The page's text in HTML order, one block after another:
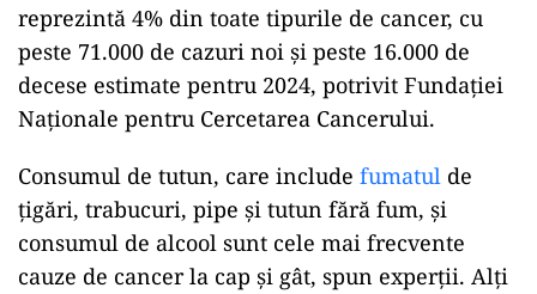
reprezintă 4% din toate tipurile de cancer, cu
peste 71.000 de cazuri noi și peste 16.000 de
decese estimate pentru 2024, potrivit Fundației
Naționale pentru Cercetarea Cancerului.
Consumul de tutun, care include fumatul de
țigări, trabucuri, pipe și tutun fără fum, și
consumul de alcool sunt cele mai frecvente
cauze de cancer la cap și gât, spun experții. Alți